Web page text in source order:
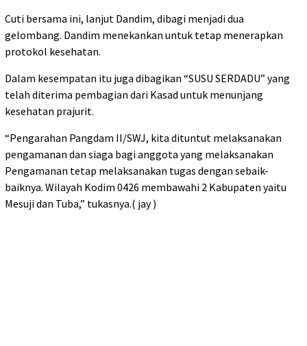
Cuti bersama ini, lanjut Dandim, dibagi menjadi dua
gelombang. Dandim menekankan untuk tetap menerapkan
protokol kesehatan.
Dalam kesempatan itu juga dibagikan “SUSU SERDADU” yang
telah diterima pembagian dari Kasad untuk menunjang
kesehatan prajurit.
“Pengarahan Pangdam II/SWJ, kita dituntut melaksanakan
pengamanan dan siaga bagi anggota yang melaksanakan
Pengamanan tetap melaksanakan tugas dengan sebaik-
baiknya. Wilayah Kodim 0426 membawahi 2 Kabupaten yaitu
Mesuji dan Tuba,” tukasnya.( jay )